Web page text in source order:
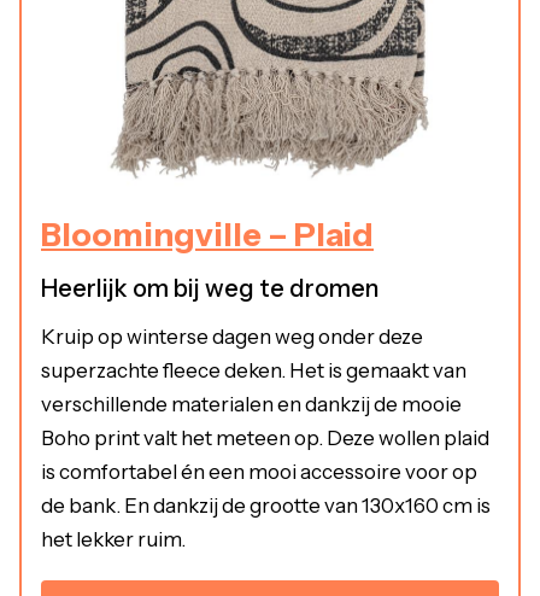
Bloomingville – Plaid
Heerlijk om bij weg te dromen
Kruip op winterse dagen weg onder deze
superzachte fleece deken. Het is gemaakt van
verschillende materialen en dankzij de mooie
Boho print valt het meteen op. Deze wollen plaid
is comfortabel én een mooi accessoire voor op
de bank. En dankzij de grootte van 130x160 cm is
het lekker ruim.